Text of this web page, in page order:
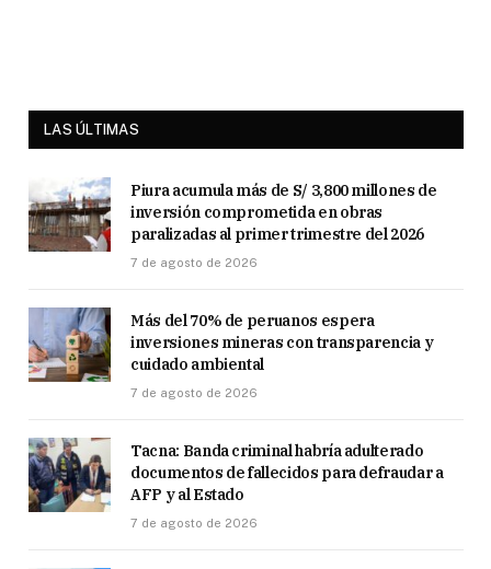
LAS ÚLTIMAS
Piura acumula más de S/ 3,800 millones de
inversión comprometida en obras
paralizadas al primer trimestre del 2026
7 de agosto de 2026
Más del 70% de peruanos espera
inversiones mineras con transparencia y
cuidado ambiental
7 de agosto de 2026
Tacna: Banda criminal habría adulterado
documentos de fallecidos para defraudar a
AFP y al Estado
7 de agosto de 2026